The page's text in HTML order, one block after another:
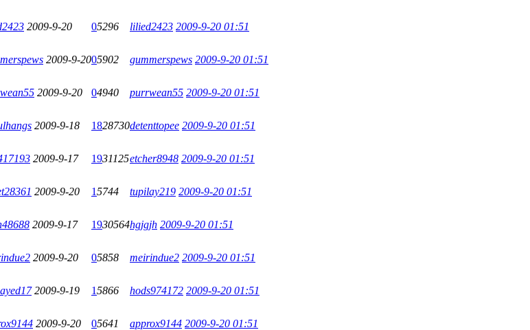
2009-9-20 05296 lilied2423 2009-9-20 01:51
2009-9-2005902 gummerspews 2009-9-20 01:51
2009-9-20 04940 purrwean55 2009-9-20 01:51
2009-9-18 1828730detenttopee 2009-9-20 01:51
2009-9-17 1931125etcher8948 2009-9-20 01:51
2009-9-20 15744 tupilay219 2009-9-20 01:51
2009-9-17 1930564hgjgjh 2009-9-20 01:51
2009-9-20 05858 meirindue2 2009-9-20 01:51
2009-9-19 15866 hods974172 2009-9-20 01:51
2009-9-20 05641 approx9144 2009-9-20 01:51